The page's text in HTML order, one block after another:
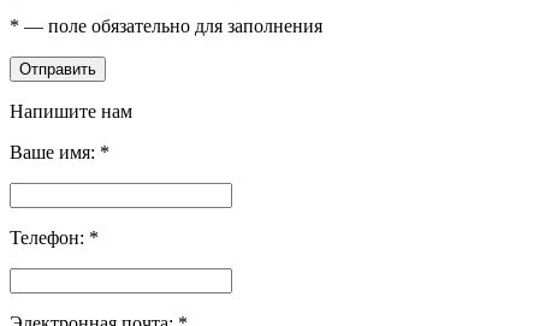
* — поле обязательно для заполнения
Отправить
Напишите нам
Ваше имя: *
Телефон: *